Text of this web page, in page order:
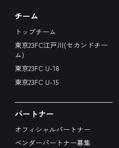
チーム
トップチーム
東京23FC江戸川(セカンドチー
ム)
東京23FC U-18
東京23FC U-15
パートナー
オフィシャルパートナー
ベンダーパートナー募集